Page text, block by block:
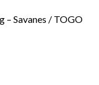
– Savanes / TOGO